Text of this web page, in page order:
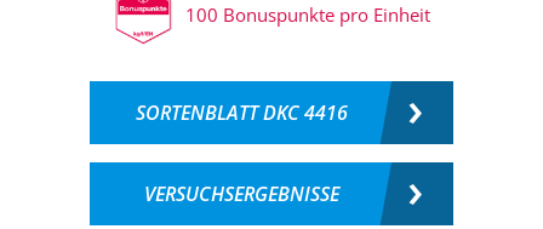
100 Bonuspunkte pro Einheit
SORTENBLATT DKC 4416
VERSUCHSERGEBNISSE